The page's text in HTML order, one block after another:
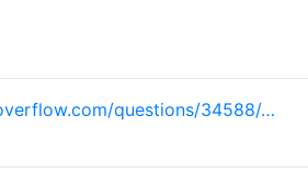
questions/34588/…